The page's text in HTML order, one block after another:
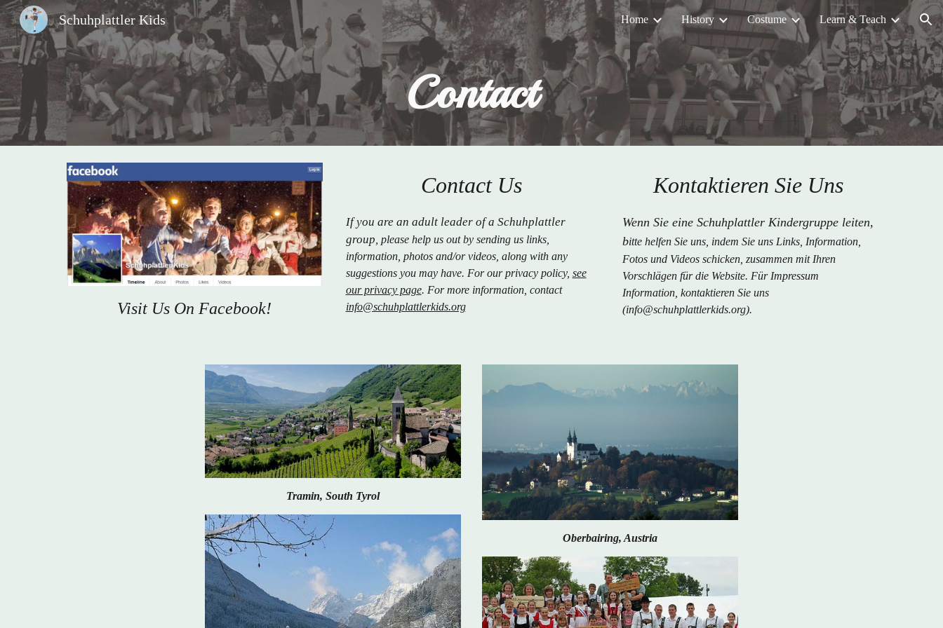
Skip to main content Skip to navigation
Schuhplattler Kids Home History Costume Learn & Teach
Contact
Visit Us On Facebook!
ContactUs
If you are an adult leader of a Schuhplattler
group, please helpus out by sending us links,
information, photos and/or videos, along with any
suggestions you may have. For our privacy policy, see
our privacy page. For more information, contact
info@schuhplattlerkids.org
Kontaktieren Sie Uns
Wenn Sie eine Schuhplattler Kindergruppe leiten,
bitte helfen Sie uns, indem Sie uns Links, Information,
Fotos und Videos schicken, zusammen mit Ihren
Vorschlägen für die Website. Für Impressum
Information, kontaktieren Sie uns
(info@schuhplattlerkids.org).
Tramin, South Tyrol
Oberbairing, Austria